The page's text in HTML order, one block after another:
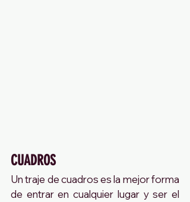
CUADROS
Un traje de cuadros es la mejor forma
de entrar en cualquier lugar y ser el